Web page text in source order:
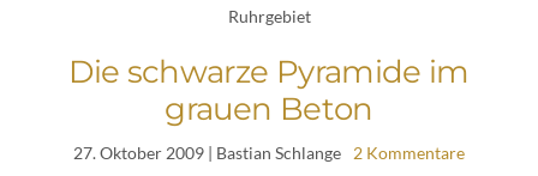
Ruhrgebiet
Die schwarze Pyramide im
grauen Beton
27. Oktober 2009 | Bastian Schlange 2 Kommentare